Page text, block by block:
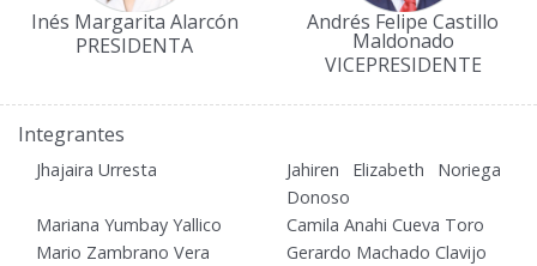
Inés Margarita Alarcón
PRESIDENTA
Andrés Felipe Castillo
Maldonado
VICEPRESIDENTE
Integrantes
Jhajaira Urresta
Jahiren Elizabeth Noriega
Donoso
Mariana Yumbay Yallico
Camila Anahi Cueva Toro
Mario Zambrano Vera
Gerardo Machado Clavijo